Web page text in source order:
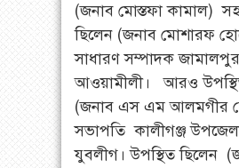
(জনাব মোস্তফা কামাল)
ছিলেন (জনাব মোশারফ
সাধারণ সম্পাদক
আওয়ামীলী। আরও
(জনাব এস এম আলমগীর
সভাপতি কালীগঞ্জ
যুবলীগ। উপস্থিত ছিলেন